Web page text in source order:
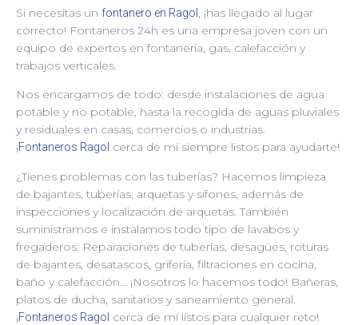
Si necesitas un fontanero en Ragol , ¡has llegado al lugar
correcto! Fontaneros 24h es una empresa joven con un
equipo de expertos en fontanería, gas, calefacción y
trabajos verticales.
Nos encargamos de todo: desde instalaciones de agua
potable y no potable, hasta la recogida de aguas pluviales
y residuales en casas, comercios o industrias.
¡Fontaneros Ragol cerca de mí siempre listos para ayudarte!
¿Tienes problemas con las tuberías? Hacemos limpieza
de bajantes, tuberías, arquetas y sifones, además de
inspecciones y localización de arquetas. También
suministramos e instalamos todo tipo de lavabos y
fregaderos. Reparaciones de tuberías, desagües, roturas
de bajantes, desatascos, grifería, filtraciones en cocina,
baño y calefacción… ¡Nosotros lo hacemos todo! Bañeras,
platos de ducha, sanitarios y saneamiento general.
¡Fontaneros Ragol cerca de mí listos para cualquier reto!